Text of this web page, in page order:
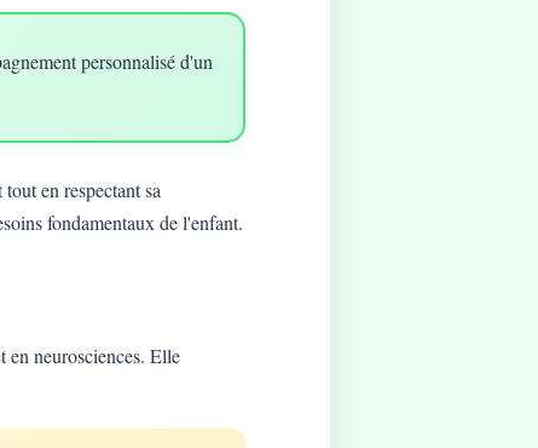
personnalisé d'un
en respectant sa
fondamentaux de l'enfant.
en neurosciences. Elle